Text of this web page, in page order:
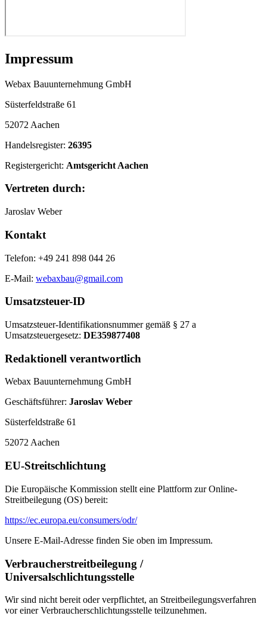
Impressum
Webax Bauunternehmung GmbH
Süsterfeldstraße 61
52072 Aachen
Handelsregister: 26395
Registergericht: Amtsgericht Aachen
Vertreten durch:
Jaroslav Weber
Kontakt
Telefon: +49 241 898 044 26
E-Mail: webaxbau@gmail.com
Umsatzsteuer-ID
Umsatzsteuer-Identifikationsnummer gemäß § 27 a
Umsatzsteuergesetz: DE359877408
Redaktionell verantwortlich
Webax Bauunternehmung GmbH
Geschäftsführer: Jaroslav Weber
Süsterfeldstraße 61
52072 Aachen
EU-Streitschlichtung
Die Europäische Kommission stellt eine Plattform zur Online-
Streitbeilegung (OS) bereit:
https://ec.europa.eu/consumers/odr/
Unsere E-Mail-Adresse finden Sie oben im Impressum.
Verbraucherstreitbeilegung /
Universalschlichtungsstelle
Wir sind nicht bereit oder verpflichtet, an Streitbeilegungsverfahren
vor einer Verbraucherschlichtungsstelle teilzunehmen.